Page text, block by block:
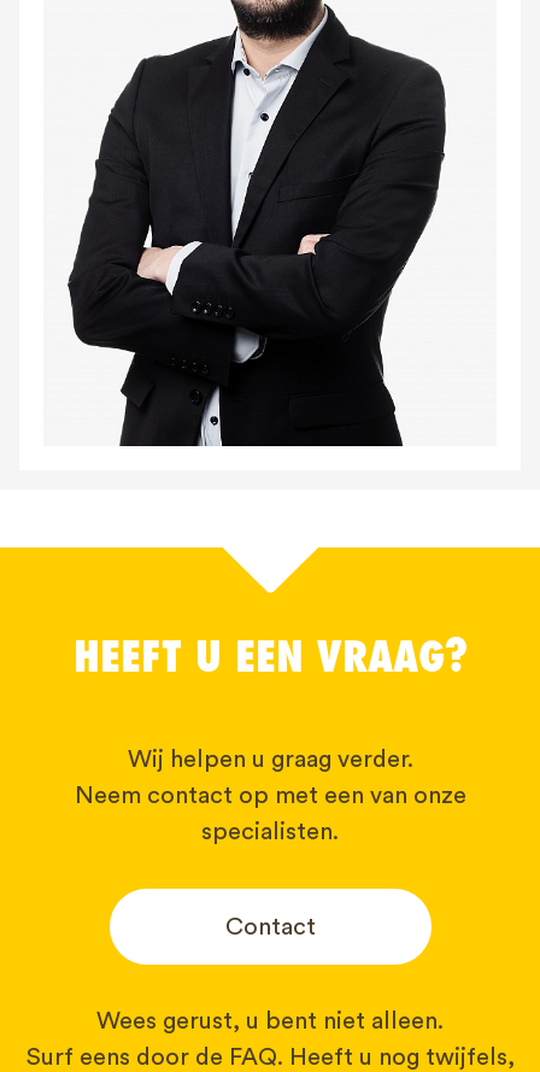
HEEFT U EEN VRAAG?
Wij helpen u graag verder.
Neem contact op met een van onze
specialisten.
Contact
Wees gerust, u bent niet alleen.
Surf eens door de FAQ. Heeft u nog twijfels,